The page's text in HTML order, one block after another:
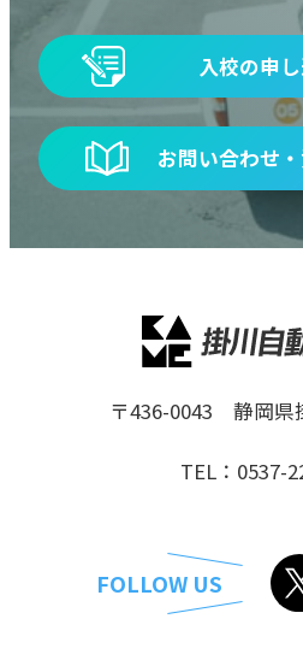
入校の申
お問い合わせ
〒436-0043 静岡県
TEL：0537-
FOLLOW US